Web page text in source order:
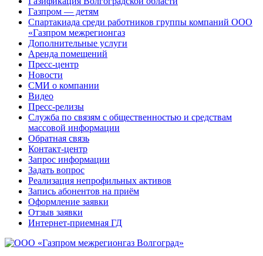
Газпром — детям
Спартакиада среди работников группы компаний ООО
«Газпром межрегионгаз
Дополнительные услуги
Аренда помещений
Пресс-центр
Новости
СМИ о компании
Видео
Пресс-релизы
Служба по связям с общественностью и средствам
массовой информации
Обратная связь
Контакт-центр
Запрос информации
Задать вопрос
Реализация непрофильных активов
Запись абонентов на приём
Оформление заявки
Отзыв заявки
Интернет-приемная ГД